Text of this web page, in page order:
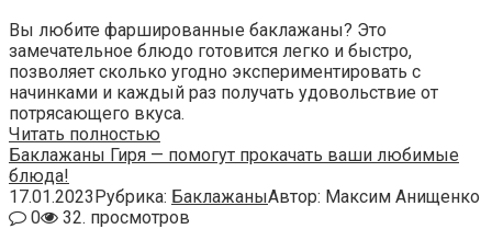
Вы любите фаршированные баклажаны? Это
замечательное блюдо готовится легко и быстро,
позволяет сколько угодно экспериментировать с
начинками и каждый раз получать удовольствие от
потрясающего вкуса.
Читать полностью
Баклажаны Гиря — помогут прокачать ваши любимые
блюда!
17.01.2023Рубрика: БаклажаныАвтор: Максим Анищенко
0
32. просмотров